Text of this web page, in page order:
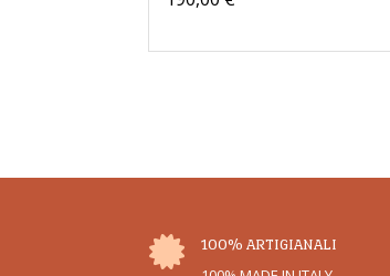
 100% ARTIGIANALI